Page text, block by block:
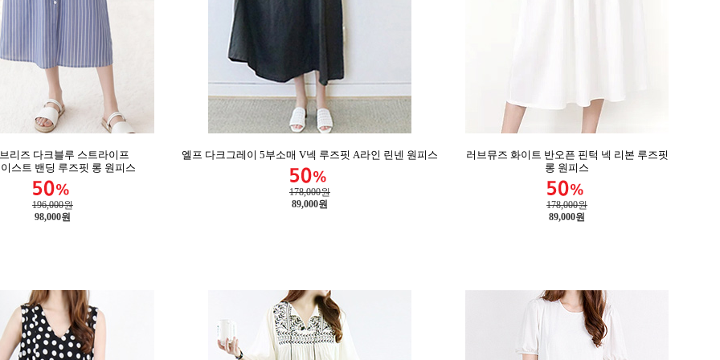
리즈 다크블루 스트라이프
스트 밴딩 루즈핏 롱 원피스
196,000원
98,000원
엘프 다크그레이 5부소매 V넥 루즈핏 A라인 린넨 원피스
178,000원
89,000원
러브뮤즈 화이트 반오픈 핀턱 넥 리본 루즈핏
롱 원피스
178,000원
89,000원